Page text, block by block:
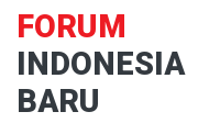
FORUM
INDONESIA
BARU